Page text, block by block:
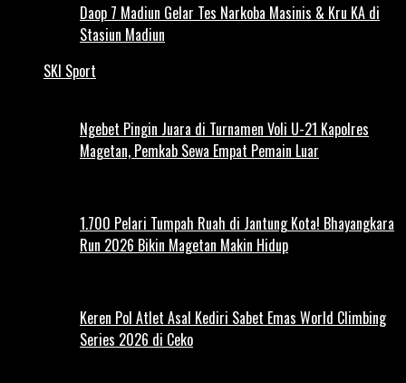
Daop 7 Madiun Gelar Tes Narkoba Masinis & Kru KA di
Stasiun Madiun
SKI Sport
Ngebet Pingin Juara di Turnamen Voli U-21 Kapolres
Magetan, Pemkab Sewa Empat Pemain Luar
1.700 Pelari Tumpah Ruah di Jantung Kota! Bhayangkara
Run 2026 Bikin Magetan Makin Hidup
Keren Pol Atlet Asal Kediri Sabet Emas World Climbing
Series 2026 di Ceko